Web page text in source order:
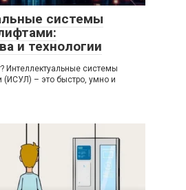
системы
и технологии
Интеллектуальные системы
(ИСУЛ) – это быстро, умно и